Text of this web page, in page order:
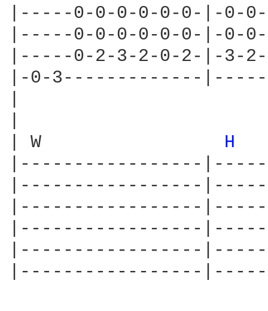
|-----0-0-0-0-0-0-|-0-
|-----0-0-0-0-0-0-|-0-
|-----0-2-3-2-0-2-|-3-
|-0-3-------------
| W H
|-----------------
|-----------------
|-----------------
|-----------------
|-----------------
|-----------------